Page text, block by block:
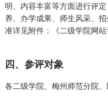
明、内容丰富等方面进行评
养、办学成果、师生风采、
准详见附件：《二级学院网站
四、参评对象
各二级学院、梅州师范分院